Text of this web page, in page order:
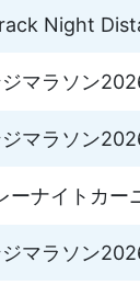
Night
マラソン
マラソン
ーナイトカー
マラソン